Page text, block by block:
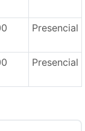
Presencial
Presencial